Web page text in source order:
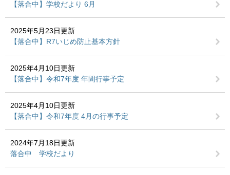
【落合中】学校だより 6月
2025年5月23日更新
【落合中】R7いじめ防止基本方針
2025年4月10日更新
【落合中】令和7年度 年間行事予定
2025年4月10日更新
【落合中】令和7年度 4月の行事予定
2024年7月18日更新
落合中 学校だより